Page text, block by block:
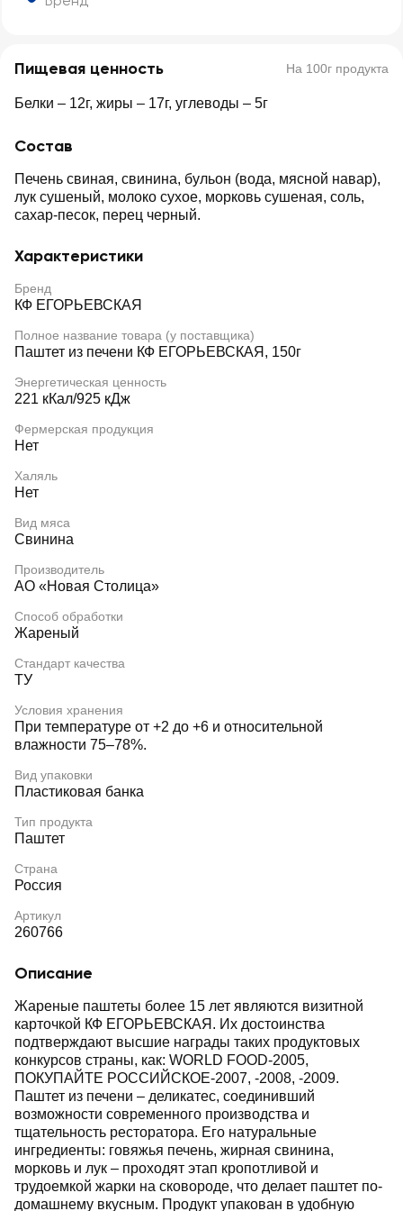
Пищевая ценность На 100г продукта
Белки – 12г, жиры – 17г, углеводы – 5г
Состав
Печень свиная, свинина, бульон (вода, мясной навар),
лук сушеный, молоко сухое, морковь сушеная, соль,
сахар-песок, перец черный.
Характеристики
Бренд
КФ ЕГОРЬЕВСКАЯ
Полное название товара (у поставщика)
Паштет из печени КФ ЕГОРЬЕВСКАЯ, 150г
Энергетическая ценность
221 кКал/925 кДж
Фермерская продукция
Нет
Халяль
Нет
Вид мяса
Свинина
Производитель
АО «Новая Столица»
Способ обработки
Жареный
Стандарт качества
ТУ
Условия хранения
При температуре от +2 до +6 и относительной
влажности 75–78%.
Вид упаковки
Пластиковая банка
Тип продукта
Паштет
Страна
Россия
Артикул
260766
Описание
Жареные паштеты более 15 лет являются визитной
карточкой КФ ЕГОРЬЕВСКАЯ. Их достоинства
подтверждают высшие награды таких продуктовых
конкурсов страны, как: WORLD FOOD-2005,
ПОКУПАЙТЕ РОССИЙСКОЕ-2007, -2008, -2009.
Паштет из печени – деликатес, соединивший
возможности современного производства и
тщательность ресторатора. Его натуральные
ингредиенты: говяжья печень, жирная свинина,
морковь и лук – проходят этап кропотливой и
трудоемкой жарки на сковороде, что делает паштет по-
домашнему вкусным. Продукт упакован в удобную